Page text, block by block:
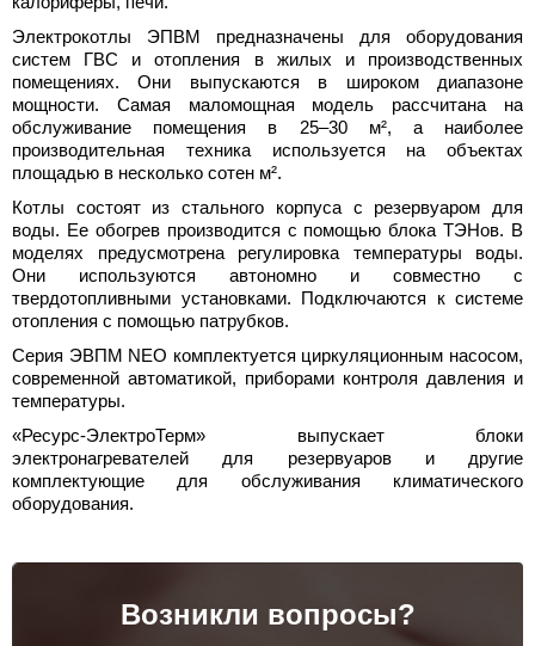
Электрокотлы ЭПВМ предназначены для оборудования
систем ГВС и отопления в жилых и производственных
помещениях. Они выпускаются в широком диапазоне
мощности. Самая маломощная модель рассчитана на
обслуживание помещения в 25–30 м², а наиболее
производительная техника используется на объектах
площадью в несколько сотен м².
Котлы состоят из стального корпуса с резервуаром для
воды. Ее обогрев производится с помощью блока ТЭНов. В
моделях предусмотрена регулировка температуры воды.
Они используются автономно и совместно с
твердотопливными установками. Подключаются к системе
отопления с помощью патрубков.
Серия ЭВПМ NEO комплектуется циркуляционным насосом,
современной автоматикой, приборами контроля давления и
температуры.
«Ресурс-ЭлектроТерм» выпускает блоки
электронагревателей для резервуаров и другие
комплектующие для обслуживания климатического
оборудования.
Возникли вопросы?